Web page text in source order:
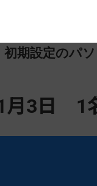
期設定のパソ
月3日 1